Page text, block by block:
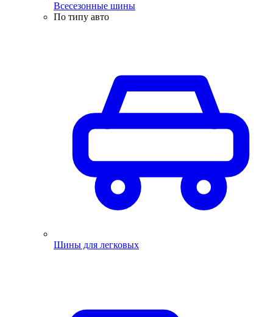
Всесезонные шины
По типу авто
Шины для легковых